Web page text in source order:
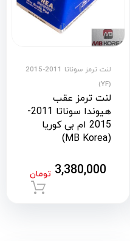
لنت ترمز سوناتا 2011-2015
(YF)
لنت ترمز عقب
هیوندا سوناتا 2011-
2015 ام بی کوریا
(MB Korea)
3,380,000 تومان